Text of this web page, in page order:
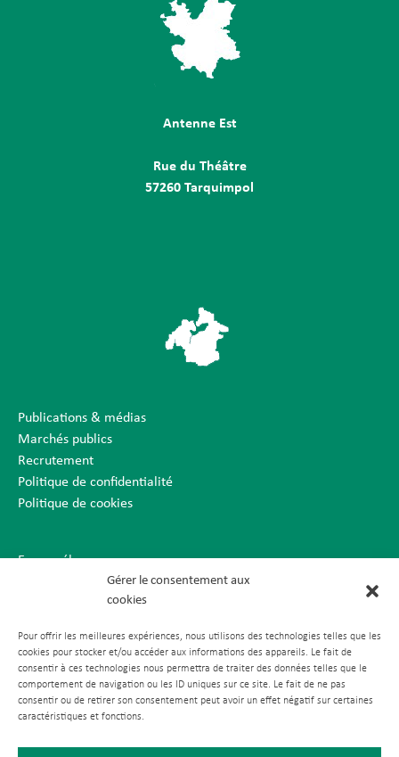
Gérer le consentement aux
cookies
Pour offrir les meilleures expériences, nous utilisons des technologies telles que les
cookies pour stocker et/ou accéder aux informations des appareils. Le fait de
consentir à ces technologies nous permettra de traiter des données telles que le
comportement de navigation ou les ID uniques sur ce site. Le fait de ne pas
consentir ou de retirer son consentement peut avoir un effet négatif sur certaines
caractéristiques et fonctions.
Antenne Est
Rue du Théâtre
57260 Tarquimpol
Publications & médias
Marchés publics
Recrutement
Politique de confidentialité
Politique de cookies
Espace élus
Réalisation BBcom